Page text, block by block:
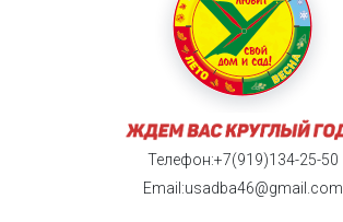
Телефон:+7(919)134-25-50
Email:usadba46@gmail.com